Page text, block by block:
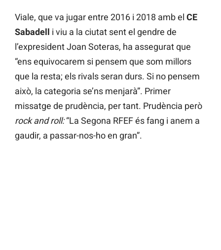
Viale, que va jugar entre 2016 i 2018 amb el CE
Sabadell i viu a la ciutat sent el gendre de
l’expresident Joan Soteras, ha assegurat que
“ens equivocarem si pensem que som millors
que la resta; els rivals seran durs. Si no pensem
això, la categoria se’ns menjarà”. Primer
missatge de prudència, per tant. Prudència però
rock and roll:“La Segona RFEF és fang i anem a
gaudir, a passar-nos-ho en gran”.